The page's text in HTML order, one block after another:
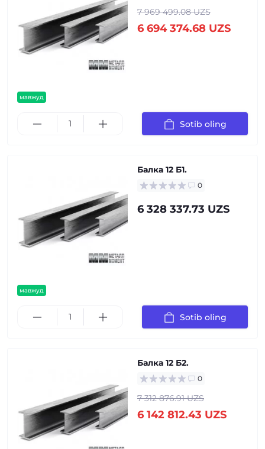
мавжуд
7 969 499.08 UZS
6 694 374.68 UZS
Sotib oling
мавжуд
Балка 12 Б1.
0
6 328 337.73 UZS
Sotib oling
Балка 12 Б2.
0
7 312 876.91 UZS
6 142 812.43 UZS